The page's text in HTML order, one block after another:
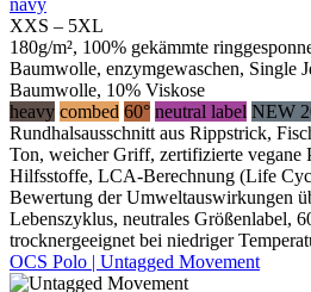
XXS – 5XL
180g/m², 100% gekämmte
Baumwolle, enzymgewaschen, Single
Baumwolle, 10% Viskose
heavy combed 60° neutral label NEW
Rundhalsausschnitt aus Rippstrick,
Ton, weicher Griff, zertifizierte vegane
Hilfsstoffe, LCA-Berechnung (Life
Bewertung der Umweltauswirkungen
Lebenszyklus, neutrales Größenlabel,
trocknergeeignet bei niedriger
OCS Polo | Untagged Movement